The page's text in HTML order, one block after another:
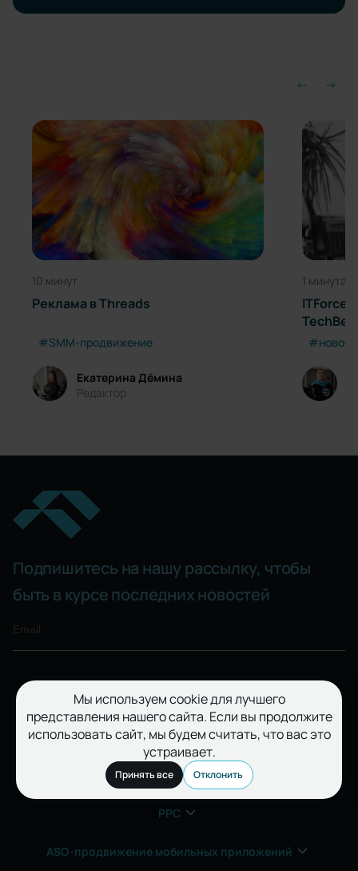
10 минут
Реклама в Threads
#SMM-продвижение
Екатерина Дёмина
Редактор
1 минута
ITForce
Мы используем cookie для лучшего
представления нашего сайта. Если вы продолжите
использовать сайт, мы будем считать, что вас это
устраивает.
Принять все Отклонить
Подпишитесь на нашу рассылку, чтобы
быть в курсе последних новостей
Отправить
SEO
PPC
ASO-продвижение мобильных приложений